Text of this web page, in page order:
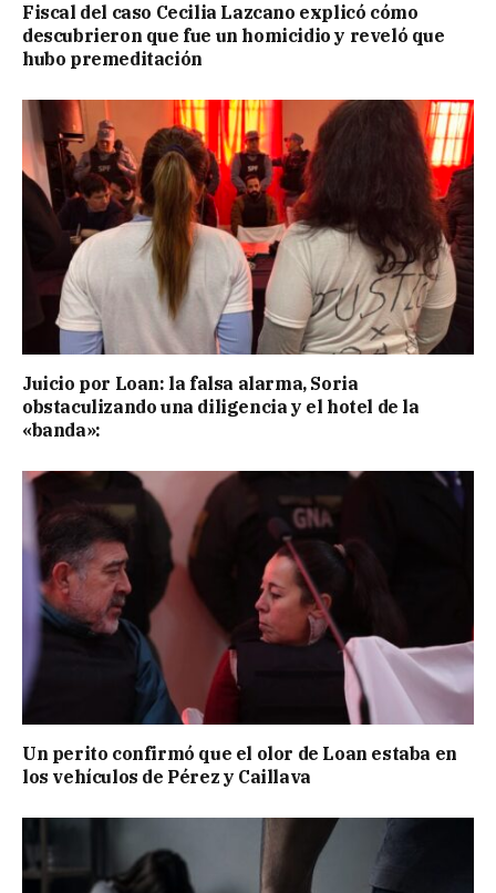
Fiscal del caso Cecilia Lazcano explicó cómo
descubrieron que fue un homicidio y reveló que
hubo premeditación
Juicio por Loan: la falsa alarma, Soria
obstaculizando una diligencia y el hotel de la
«banda»:
Un perito confirmó que el olor de Loan estaba en
los vehículos de Pérez y Caillava